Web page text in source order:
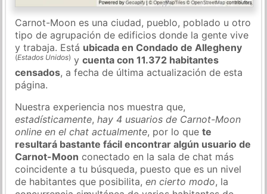
Carnot-Moon es una ciudad, pueblo, poblado u otro
tipo de agrupación de edificios donde la gente vive
y trabaja. Está ubicada en Condado de Allegheny
(Estados Unidos) ycuenta con 11.372 habitantes
censados, a fecha de última actualización de esta
página.
Nuestra experiencia nos muestra que,
estadísticamente,hay 4 usuarios de Carnot-Moon
online en el chat actualmente, por lo quete
resultará bastante fácil encontrar algún usuario de
Carnot-Moon conectado en la sala de chat más
coincidente a tu búsqueda, puesto que es un nivel
de habitantes que posibilita,en cierto modo, la